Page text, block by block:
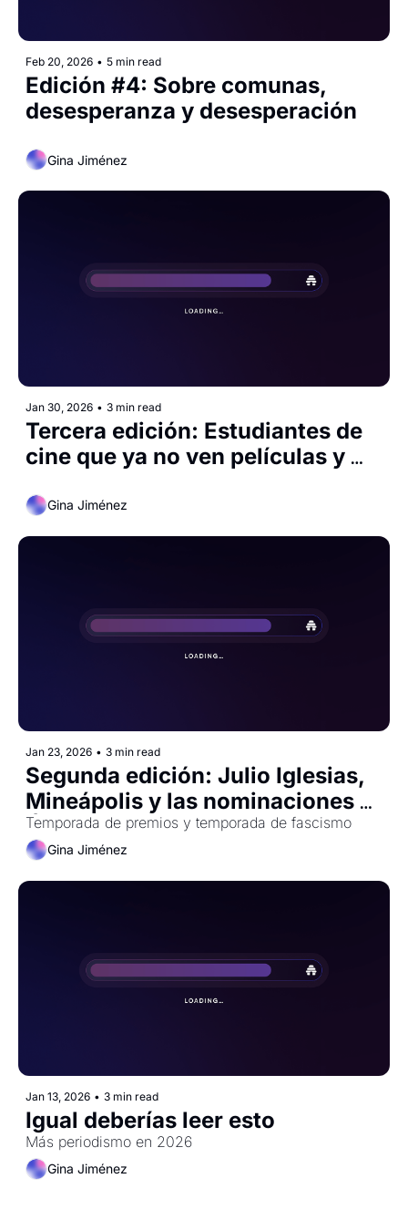
Feb 20, 2026 • 5 min read
Edición #4: Sobre comunas,
desesperanza y desesperación
Gina Jiménez
Jan 30, 2026 • 3 min read
Tercera edición: Estudiantes de
cine que ya no ven películas y
Gina Jiménez
Jan 23, 2026 • 3 min read
Segunda edición: Julio Iglesias,
Mineápolis y las nominaciones al
Óscar
Temporada de premios y temporada de fascismo
Gina Jiménez
Jan 13, 2026 • 3 min read
Igual deberías leer esto
Más periodismo en 2026
Gina Jiménez